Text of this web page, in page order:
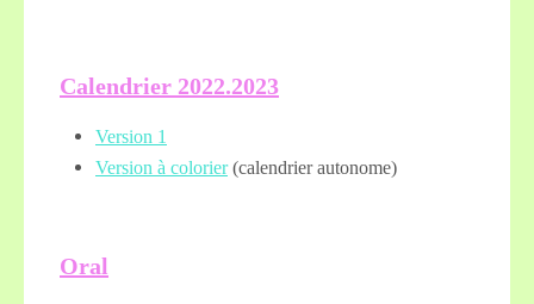
Calendrier 2022.2023
Version 1
Version à colorier(calendrier autonome)
Oral